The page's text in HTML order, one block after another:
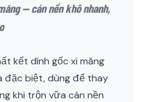
— cán nền khô nhanh,
kết dính gốc xi măng
đặc biệt, dùng để thay
khi trộn vữa cán nền